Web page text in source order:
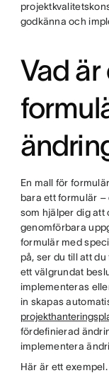
godkänna och
Vad är
En mall för
bara ett formulär
som hjälper dig att
genomförbara
formulär med
på, ser du till att
ett välgrundat
implementeras
in skapas
fördefinierad
implementera
Här är ett